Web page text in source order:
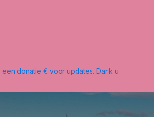
donatie € voor updates. Dank u